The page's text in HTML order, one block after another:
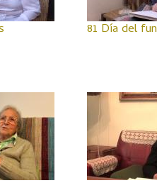
81 Día del